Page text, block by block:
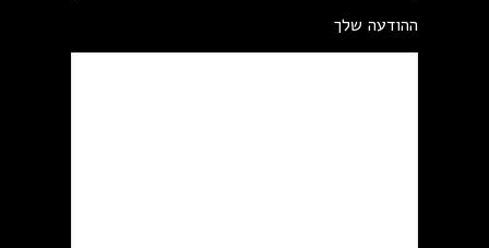
ההודעה שלך